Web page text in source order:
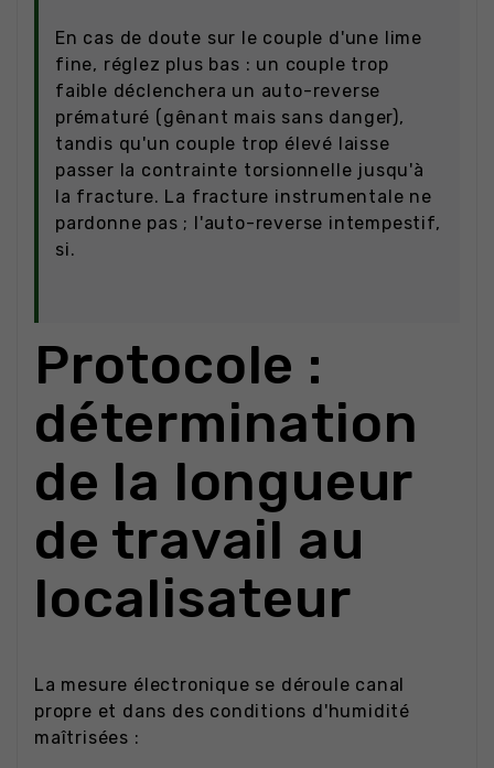
En cas de doute sur le couple d'une lime
fine, réglez plus bas : un couple trop
faible déclenchera un auto-reverse
prématuré (gênant mais sans danger),
tandis qu'un couple trop élevé laisse
passer la contrainte torsionnelle jusqu'à
la fracture. La fracture instrumentale ne
pardonne pas ; l'auto-reverse intempestif,
si.
Protocole :
détermination
de la longueur
de travail au
localisateur
La mesure électronique se déroule canal
propre et dans des conditions d'humidité
maîtrisées :